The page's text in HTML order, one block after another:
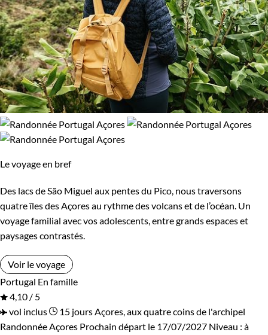
Le voyage en bref
Des lacs de São Miguel aux pentes du Pico, nous traversons
quatre îles des Açores au rythme des volcans et de l’océan. Un
voyage familial avec vos adolescents, entre grands espaces et
paysages contrastés.
Voir le voyage
Portugal En famille
4,10 / 5
vol inclus
15 jours Açores, aux quatre coins de l'archipel
Randonnée Açores Prochain départ le 17/07/2027 Niveau : à